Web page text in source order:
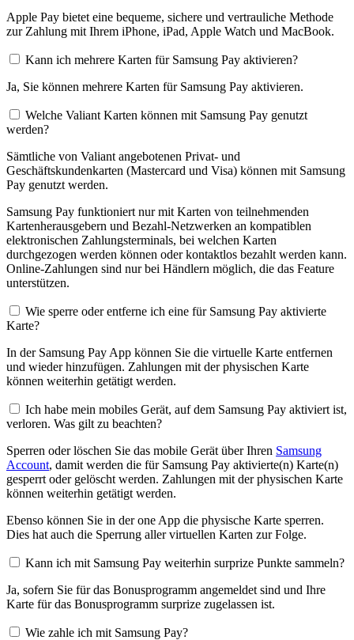
Apple Pay bietet eine bequeme, sichere und vertrauliche Methode
zur Zahlung mit Ihrem iPhone, iPad, Apple Watch und MacBook.
Kann ich mehrere Karten für Samsung Pay aktivieren?
Ja, Sie können mehrere Karten für Samsung Pay aktivieren.
Welche Valiant Karten können mit Samsung Pay genutzt
werden?
Sämtliche von Valiant angebotenen Privat- und
Geschäftskundenkarten (Mastercard und Visa) können mit Samsung
Pay genutzt werden.
Samsung Pay funktioniert nur mit Karten von teilnehmenden
Kartenherausgebern und Bezahl-Netzwerken an kompatiblen
elektronischen Zahlungsterminals, bei welchen Karten
durchgezogen werden können oder kontaktlos bezahlt werden kann.
Online-Zahlungen sind nur bei Händlern möglich, die das Feature
unterstützen.
Wie sperre oder entferne ich eine für Samsung Pay aktivierte
Karte?
In der Samsung Pay App können Sie die virtuelle Karte entfernen
und wieder hinzufügen. Zahlungen mit der physischen Karte
können weiterhin getätigt werden.
Ich habe mein mobiles Gerät, auf dem Samsung Pay aktiviert ist,
verloren. Was gilt zu beachten?
Sperren oder löschen Sie das mobile Gerät über Ihren Samsung
Account, damit werden die für Samsung Pay aktivierte(n) Karte(n)
gesperrt oder gelöscht werden. Zahlungen mit der physischen Karte
können weiterhin getätigt werden.
Ebenso können Sie in der one App die physische Karte sperren.
Dies hat auch die Sperrung aller virtuellen Karten zur Folge.
Kann ich mit Samsung Pay weiterhin surprize Punkte sammeln?
Ja, sofern Sie für das Bonusprogramm angemeldet sind und Ihre
Karte für das Bonusprogramm surprize zugelassen ist.
Wie zahle ich mit Samsung Pay?